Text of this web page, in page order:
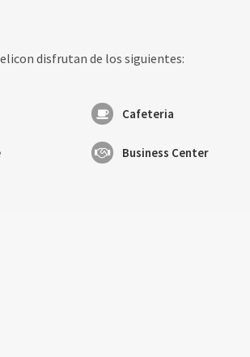
disfrutan de los siguientes:
Cafeteria
Business Center